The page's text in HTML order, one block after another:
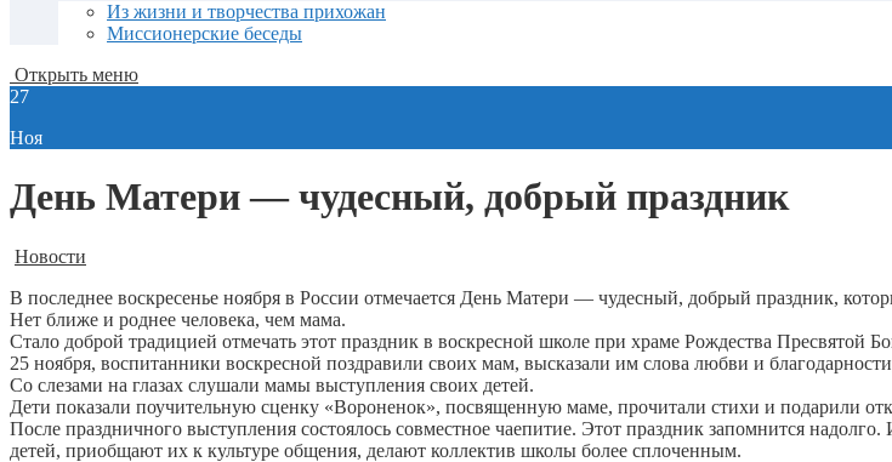
Из жизни и творчества прихожан
Миссионерские беседы
Открыть меню
27
Ноя
День Матери — чудесный, добрый праздник
Новости
В последнее воскресенье ноября в России отмечается День Матери — чудесный, добрый праздник,
Нет ближе и роднее человека, чем мама.
Стало доброй традицией отмечать этот праздник в воскресной школе при храме Рождества Пресвятой
25 ноября, воспитанники воскресной поздравили своих мам, высказали им слова любви и
Со слезами на глазах слушали мамы выступления своих детей.
Дети показали поучительную сценку «Вороненок», посвященную маме, прочитали стихи и подарили
После праздничного выступления состоялось совместное чаепитие. Этот праздник запомнится
детей, приобщают их к культуре общения, делают коллектив школы более сплоченным.